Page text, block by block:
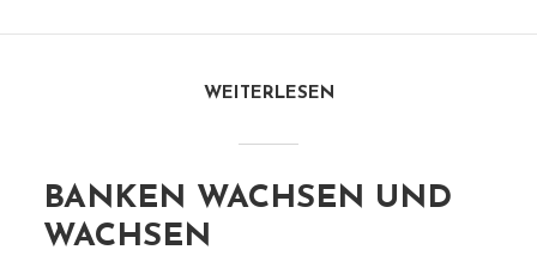
WEITERLESEN
BANKEN WACHSEN UND
WACHSEN